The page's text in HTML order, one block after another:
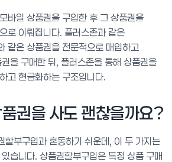
바일 상품권을 구입한 후 그 상품권을
로 이뤄집니다. 플러스존과 같은
같은 상품권을 전문적으로 매입하고
을 구매한 뒤, 플러스존을 통해 상품권을
고 현금화하는 구조입니다.
권을 사도 괜찮을까요?
할부구입과 혼동하기 쉬운데, 이 두 가지는
습니다. 상품권할부구입은 특정 상품 구매